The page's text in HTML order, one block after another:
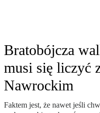
Bratobójcza
musi się liczyć
Nawrockim
Faktem jest, że nawet jeśli